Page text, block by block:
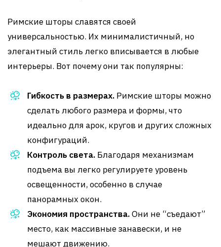
Римские шторы славятся своей
универсальностью. Их минималистичный, но
элегантный стиль легко вписывается в любые
интерьеры. Вот почему они так популярны:
Гибкость в размерах. Римские шторы можно
сделать любого размера и формы, что
идеально для арок, кругов и других сложных
конфигураций.
Контроль света. Благодаря механизмам
подъема вы легко регулируете уровень
освещенности, особенно в случае
панорамных окон.
Экономия пространства.Они не “съедают”
место, как массивные занавески, и не
мешают движению.